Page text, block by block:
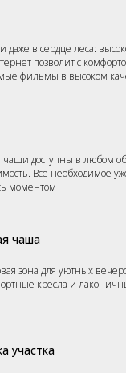
даже в сердце леса:
позволит с
фильмы в высоком
чаши доступны в любом
Всё необходимое
моментом
чаша
зона для уютных
кресла и
участка